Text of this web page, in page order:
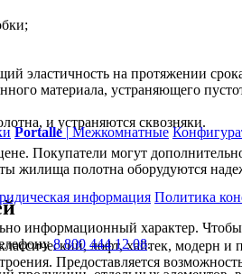
эластичность на протяжении
материала, устраняющего
и устраняются сквозняки.
Покупатели могут
жилища полотна оборудуются
лофт, хайтек, модерн
Предоставляется
Portalle |Межкомнатные
информация Политика
информационный характер.
8 800 444 12 08.